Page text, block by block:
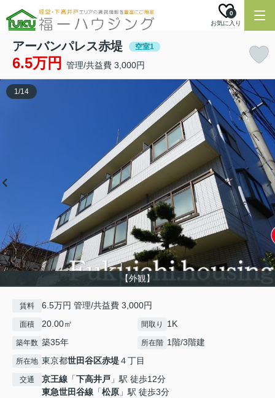
お気に入り
0
アーバンパレス赤堤 空室1
6.5万円 管理/共益費 3,000円
【外観】
1/14
賃料 6.5万円 管理/共益費 3,000円
面積 20.00㎡ 間取り 1K
築年数 築35年 所在階 1階/3階建
所在地 東京都世田谷区赤堤４丁目
交通 京王線 「下高井戸 」駅 徒歩12分
東急世田谷線 「松原 」駅 徒歩3分